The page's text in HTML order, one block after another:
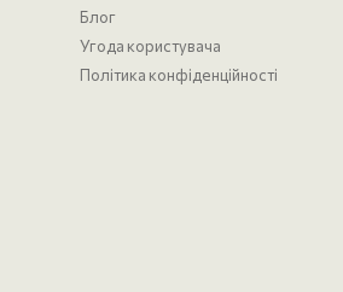
Блог
Угода користувача
Політика конфіденційності